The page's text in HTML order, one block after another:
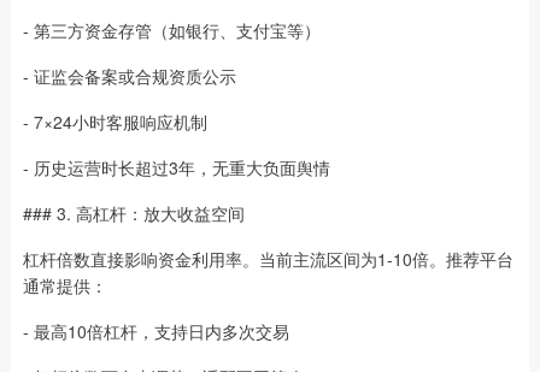
- 第三方资金存管（如银行、支付宝等）
- 证监会备案或合规资质公示
- 7×24小时客服响应机制
- 历史运营时长超过3年，无重大负面舆情
### 3. 高杠杆：放大收益空间
杠杆倍数直接影响资金利用率。当前主流区间为1-10倍。推荐平台
通常提供：
- 最高10倍杠杆，支持日内多次交易